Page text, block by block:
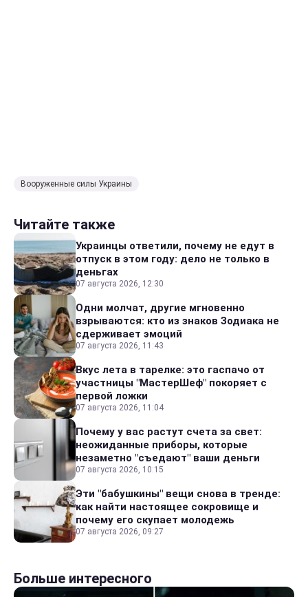
Вооруженные силы Украины
Читайте также
Украинцы ответили, почему не едут в
отпуск в этом году: дело не только в
деньгах
07 августа 2026, 12:30
Одни молчат, другие мгновенно
взрываются: кто из знаков Зодиака не
сдерживает эмоций
07 августа 2026, 11:43
Вкус лета в тарелке: это гаспачо от
участницы "МастерШеф" покоряет с
первой ложки
07 августа 2026, 11:04
Почему у вас растут счета за свет:
неожиданные приборы, которые
незаметно "съедают" ваши деньги
07 августа 2026, 10:15
Эти "бабушкины" вещи снова в тренде:
как найти настоящее сокровище и
почему его скупает молодежь
07 августа 2026, 09:27
Больше интересного